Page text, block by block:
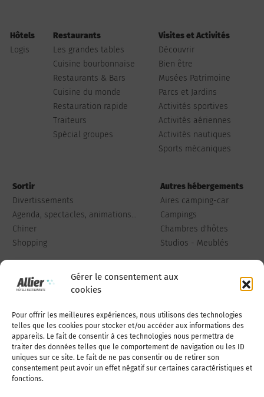
Gérer le consentement aux
cookies
Pour offrir les meilleures expériences, nous utilisons des technologies
telles que les cookies pour stocker et/ou accéder aux informations des
appareils. Le fait de consentir à ces technologies nous permettra de
traiter des données telles que le comportement de navigation ou les ID
uniques sur ce site. Le fait de ne pas consentir ou de retirer son
consentement peut avoir un effet négatif sur certaines caractéristiques et
fonctions.
Hôtels
Logis
Restaurants
Les grandes tables
Cuisine bourbonnaise
Restaurants & Bars
Cuisine du monde
Restauration rapide
Traiteurs
Spécial groupes
Visites et Activités
Découvrir
Bien être
Musées Patrimoine
Parcs et Jardins
Activités sportives
Activités aériennes
Activités nautiques
Sports mécaniques
Sortir
Divertissements
Agenda, spectacles, animations...
Chiner
Shopping
Autres hébergements
Aires camping-car
Campings
Chambres d'hôtes
Studios - Meublés
Qui sommes-nous Publiez votre annonce
Adhérer à l’association Nous contacter